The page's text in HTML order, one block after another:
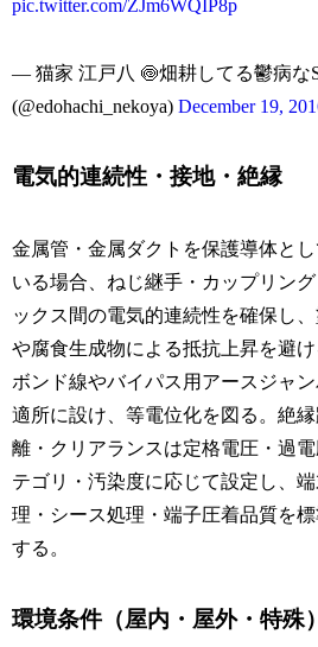
pic.twitter.com/ZJm6WQIP8p
— 猫家 江戸八 🍥畑耕してる鬱病な
(@edohachi_nekoya)December 19,
電気的連続性・接地・絶縁
金属管・金属ダクトを保護導体とし
いる場合、ねじ継手・カップリン
ックス間の電気的連続性を確保し
や腐食生成物による抵抗上昇を避け
ボンド線やバイパス用アースジャ
適所に設け、等電位化を図る。絶縁
離・クリアランスは定格電圧・過電
テゴリ・汚染度に応じて設定し、
理・シース処理・端子圧着品質を
する。
環境条件（屋内・屋外・特殊）